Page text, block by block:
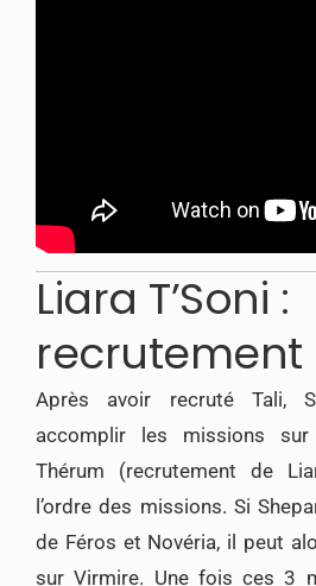
Liara T’Soni :
recrutement
Après avoir recruté Tali,
accomplir les missions
Thérum (recrutement de
l’ordre des missions. Si
de Féros et Novéria, il peut
sur Virmire. Une fois ces 3